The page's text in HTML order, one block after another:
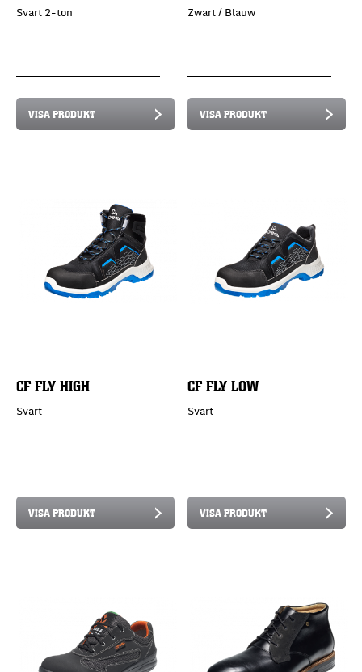
Svart 2-ton
VISA PRODUKT
Zwart / Blauw
VISA PRODUKT
CF FLY HIGH
Svart
VISA PRODUKT
CF FLY LOW
Svart
VISA PRODUKT